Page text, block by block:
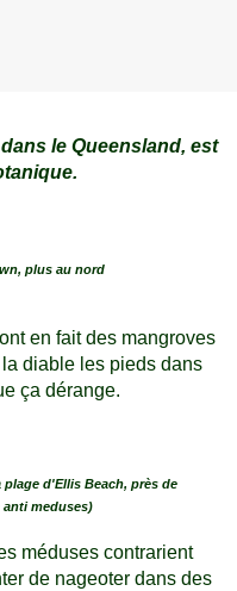
le Queensland, est
plus au nord
en fait des mangroves
diable les pieds dans
ça dérange.
d'Ellis Beach, près de
meduses)
méduses contrarient
de nageoter dans des